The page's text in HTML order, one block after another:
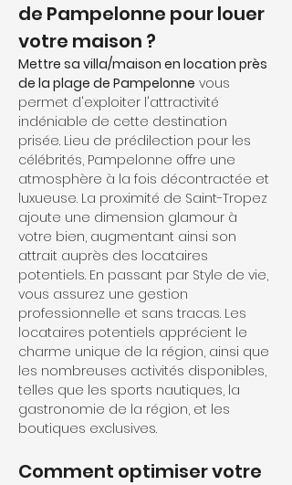
de Pampelonne pour louer
votre maison ?
Mettre sa villa/maison en location près
de la plage de Pampelonne vous
permet d'exploiter l'attractivité
indéniable de cette destination
prisée. Lieu de prédilection pour les
célébrités, Pampelonne offre une
atmosphère à la fois décontractée et
luxueuse. La proximité de Saint-Tropez
ajoute une dimension glamour à
votre bien, augmentant ainsi son
attrait auprès des locataires
potentiels. En passant par Style de vie,
vous assurez une gestion
professionnelle et sans tracas. Les
locataires potentiels apprécient le
charme unique de la région, ainsi que
les nombreuses activités disponibles,
telles que les sports nautiques, la
gastronomie de la région, et les
boutiques exclusives.
Comment optimiser votre